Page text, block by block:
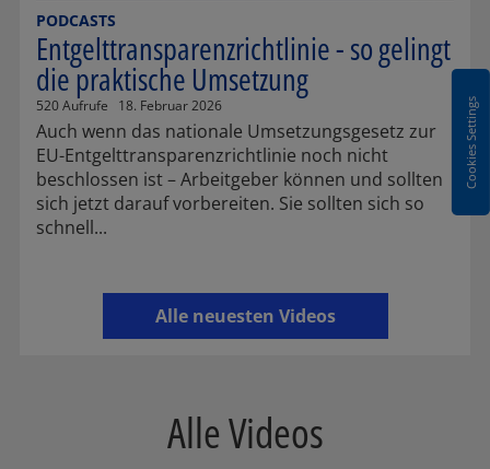
PODCASTS
Entgelttransparenzrichtlinie - so gelingt
die praktische Umsetzung
520 Aufrufe 18. Februar 2026
Auch wenn das nationale Umsetzungsgesetz zur
EU-Entgelttransparenzrichtlinie noch nicht
beschlossen ist – Arbeitgeber können und sollten
sich jetzt darauf vorbereiten. Sie sollten sich so
schnell...
Alle neuesten Videos
Alle Videos
Cookies Settings